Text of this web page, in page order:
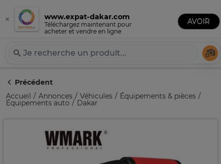
Expat-Dakar
Publier une annonce
Précédent
Accueil
Annonces Véhicules Équipements & pièces
Équipements auto Dakar
×
Téléchargez maintenant pour
acheter et vendre en ligne
www.expat-dakar.com
AVOIR